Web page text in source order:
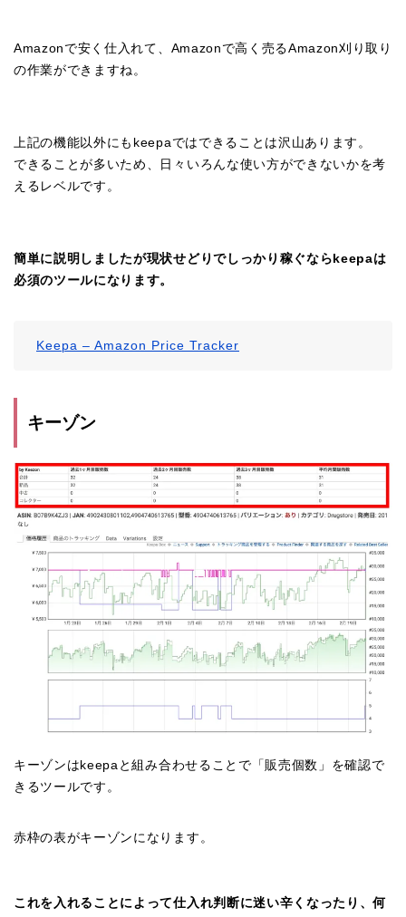
Amazonで安く仕入れて、Amazonで高く売るAmazon刈り取り
の作業ができますね。
上記の機能以外にもkeepaではできることは沢山あります。
できることが多いため、日々いろんな使い方ができないかを考
えるレベルです。
簡単に説明しましたが現状せどりでしっかり稼ぐならkeepaは
必須のツールになります。
Keepa – Amazon Price Tracker
キーゾン
キーゾンはkeepaと組み合わせることで「販売個数」を確認で
きるツールです。
赤枠の表がキーゾンになります。
これを入れることによって仕入れ判断に迷い辛くなったり、何